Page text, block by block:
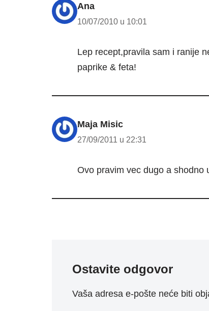
Ana
10/07/2010 u 10:01
Lep recept,pravila sam i ranije
paprike & feta!
Maja Misic
27/09/2011 u 22:31
Ovo pravim vec dugo a
Ostavite odgovor
Vaša adresa e-pošte neće biti